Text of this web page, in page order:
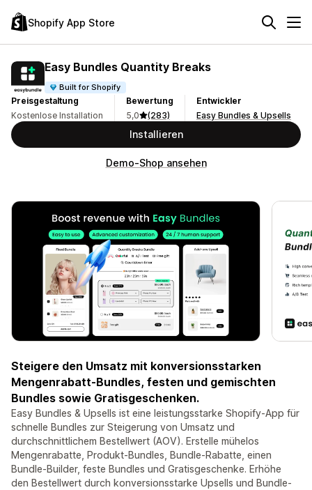
Shopify App Store
Easy Bundles Quantity Breaks
Built for Shopify
Preisgestaltung
Kostenlose Installation
Bewertung
5,0
(283)
Entwickler
Easy Bundles & Upsells
Installieren
Demo-Shop ansehen
Steigere den Umsatz mit konversionsstarken
Mengenrabatt-Bundles, festen und gemischten
Bundles sowie Gratisgeschenken.
Easy Bundles & Upsells ist eine leistungsstarke Shopify-App für
schnelle Bundles zur Steigerung von Umsatz und
durchschnittlichem Bestellwert (AOV). Erstelle mühelos
Mengenrabatte, Produkt-Bundles, Bundle-Rabatte, einen
Bundle-Builder, feste Bundles und Gratisgeschenke. Erhöhe
den Bestellwert durch konversionsstarke Upsells und Bundle-